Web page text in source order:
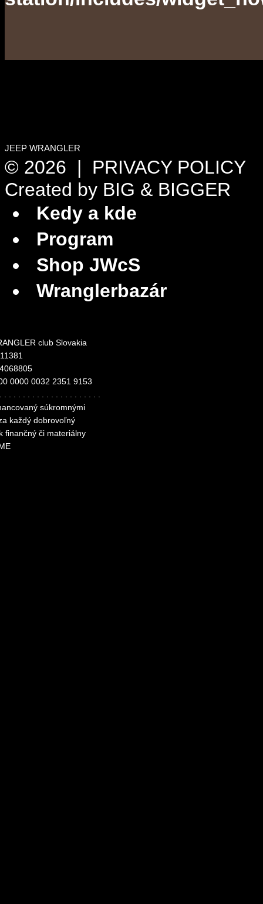
JEEP WRANGLER
© 2026 | PRIVACY POLICY
Created by BIG & BIGGER
Kedy a kde
Program
Shop JWcS
Wranglerbazár
club Slovakia
0000 0032 2351 9153
súkromnými
každý dobrovoľný
finančný či materiálny